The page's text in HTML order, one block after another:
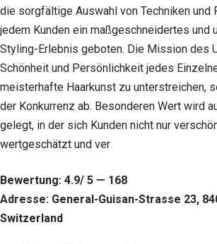
die sorgfältige Auswahl von Techniken und
jedem Kunden ein maßgeschneidertes und
Styling-Erlebnis geboten. Die Mission des
Schönheit und Persönlichkeit jedes
meisterhafte Haarkunst zu unterstreichen,
der Konkurrenz ab. Besonderen Wert wird
gelegt, in der sich Kunden nicht nur
wertgeschätzt und ver
Bewertung: 4.9/ 5 — 168
Adresse: General-Guisan-Strasse 23,
Switzerland